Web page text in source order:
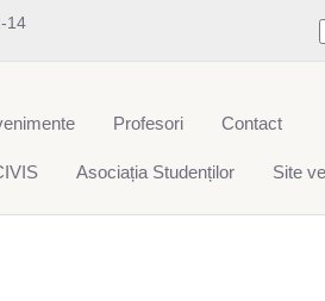
14
Profesori Contact
Asociația Studenților Site